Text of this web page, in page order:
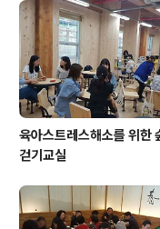
육아스트레스해소를 위한
걷기교실